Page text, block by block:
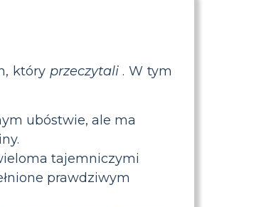
który przeczytali. W tym
ubóstwie, ale ma
tajemniczymi
prawdziwym